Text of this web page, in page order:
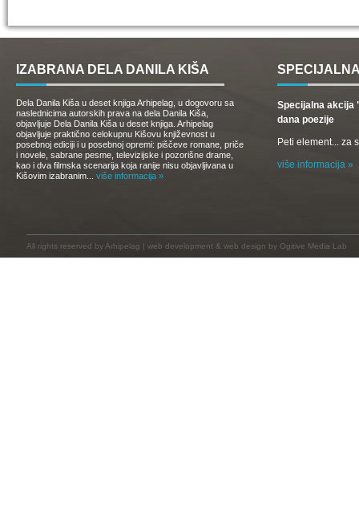
IZABRANA DELA DANILA KIŠA
Dela Danila Kiša u deset knjiga Arhipelag, u dogovoru sa
naslednicima autorskih prava na dela Danila Kiša,
objavljuje Dela Danila Kiša u deset knjiga. Arhipelag
objavljuje praktično celokupnu Kišovu književnost u
posebnoj ediciji i u posebnoj opremi: piščeve romane, priče
i novele, sabrane pesme, televizijske i pozorišne drame,
kao i dva filmska scenarija koja ranije nisu objavljivana u
Kišovim izabranim... više informacija »
Specijalna akcija
dana poezije
Peti element... za
više informacija »
All rights reserved by Arhipelag | web development & web design by Ogitive Media Lab